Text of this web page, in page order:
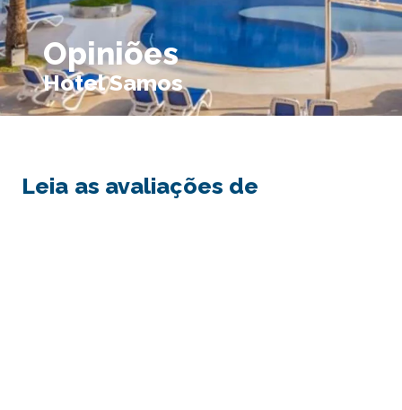
Opiniões
Hotel Samos
Leia as avaliações de